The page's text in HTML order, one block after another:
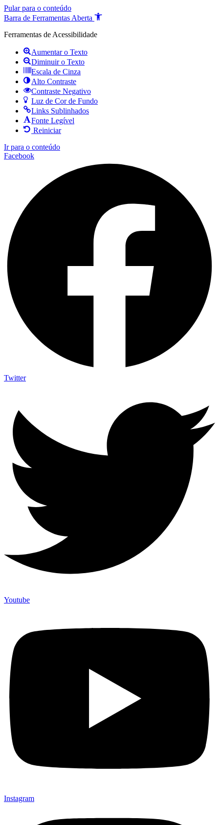
Pular para o conteúdo
Barra de Ferramentas Aberta
Ferramentas de Acessibilidade
Aumentar o Texto
Diminuir o Texto
Escala de Cinza
Alto Contraste
Contraste Negativo
Luz de Cor de Fundo
Links Sublinhados
Fonte Legível
Reiniciar
Ir para o conteúdo
Facebook
Twitter
Youtube
Instagram